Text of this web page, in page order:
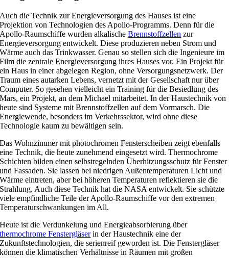
Auch die Technik zur Energieversorgung des Hauses ist eine
Projektion von Technologien des Apollo-Programms. Denn für die
Apollo-Raumschiffe wurden alkalischeBrennstoffzellen zur
Energieversorgung entwickelt. Diese produzieren neben Strom und
Wärme auch das Trinkwasser. Genau so stellen sich die Ingenieure im
Film die zentrale Energieversorgung ihres Hauses vor. Ein Projekt für
ein Haus in einer abgelegen Region, ohne Versorgungsnetzwerk. Der
Traum eines autarken Lebens, vernetzt mit der Gesellschaft nur über
Computer. So gesehen vielleicht ein Training für die Besiedlung des
Mars, ein Projekt, an dem Michael mitarbeitet. In der Haustechnik von
heute sind Systeme mit Brennstoffzellen auf dem Vormarsch. Die
Energiewende, besonders im Verkehrssektor, wird ohne diese
Technologie kaum zu bewältigen sein.
Das Wohnzimmer mit photochromen Fensterscheiben zeigt ebenfalls
eine Technik, die heute zunehmend eingesetzt wird. Thermochrome
Schichten bilden einen selbstregelnden Überhitzungsschutz für Fenster
und Fassaden. Sie lassen bei niedrigen Außentemperaturen Licht und
Wärme eintreten, aber bei höheren Temperaturen reflektieren sie die
Strahlung. Auch diese Technik hat die NASA entwickelt. Sie schützte
viele empfindliche Teile der Apollo-Raumschiffe vor den extremen
Temperaturschwankungen im All.
Heute ist die Verdunkelung und Energieabsorbierung über
thermochrome Fenstergläserin der Haustechnik eine der
Zukunftstechnologien, die serienreif geworden ist. Die Fenstergläser
können die klimatischen Verhältnisse in Räumen mit großen